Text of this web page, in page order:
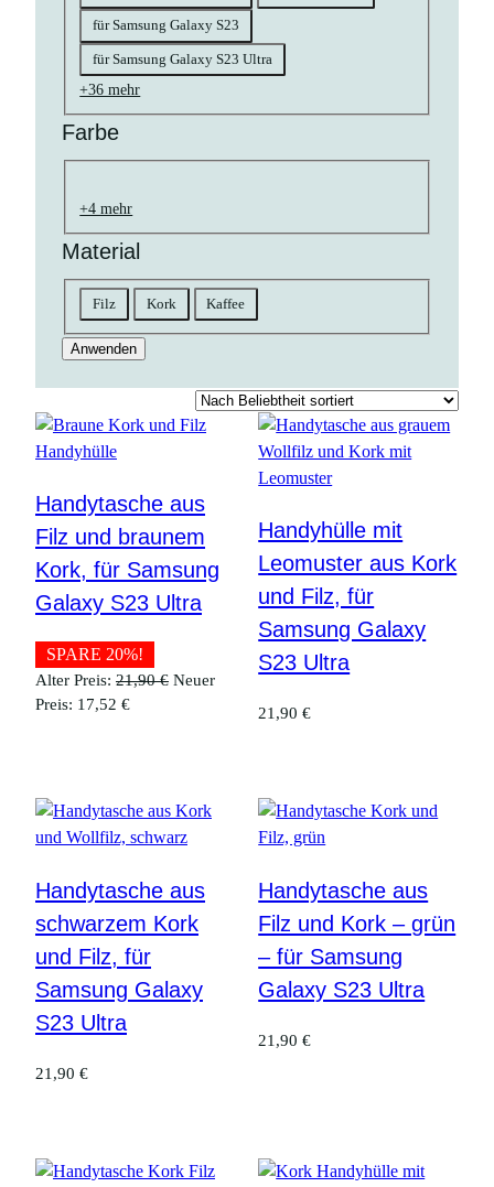
für Samsung Galaxy S23
für Samsung Galaxy S23 Ultra
+36 mehr
Farbe
+4 mehr
Material
Material
Filz Kork Kaffee
Anwenden
Handytasche aus
Filz und braunem
Kork, für Samsung
Galaxy S23 Ultra
SPARE 20%!
Alter Preis: 21,90€ Ursprünglicher
Neuer
Preis: 17,52 €Aktueller
Handyhülle mit
Leomuster aus Kork
und Filz, für
Samsung Galaxy
S23 Ultra
21,90€
Handytasche aus
schwarzem Kork
und Filz, für
Samsung Galaxy
S23 Ultra
21,90 €
Handytasche aus
Filz und Kork – grün
– für Samsung
Galaxy S23 Ultra
21,90€